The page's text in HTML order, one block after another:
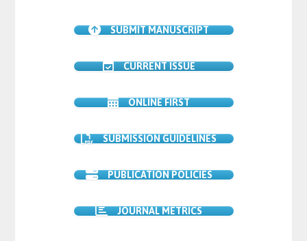
SUBMIT MANUSCRIPT
CURRENT ISSUE
ONLINE FIRST
SUBMISSION GUIDELINES
PUBLICATION POLICIES
JOURNAL METRICS